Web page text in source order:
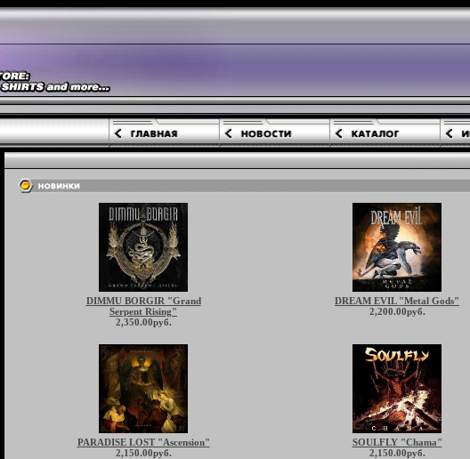
DIMMU BORGIR "Grand
Serpent Rising"
2,350.00руб.
DREAM EVIL "Metal Gods"
2,200.00руб.
PARADISE LOST "Ascension"
2,150.00руб.
SOULFLY "Chama"
2,150.00руб.